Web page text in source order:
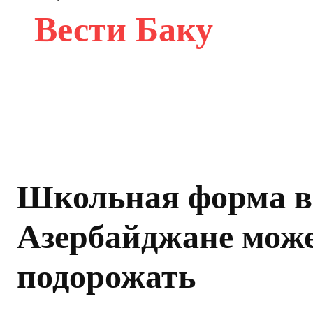
Вести Баку
Школьная форма в
Азербайджане
подорожать